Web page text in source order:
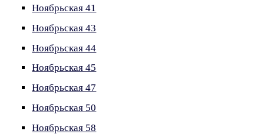
Ноябрьская 41
Ноябрьская 43
Ноябрьская 44
Ноябрьская 45
Ноябрьская 47
Ноябрьская 50
Ноябрьская 58